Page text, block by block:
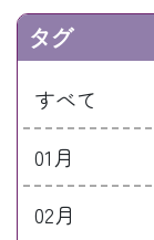
タグ
すべて
01月
02月